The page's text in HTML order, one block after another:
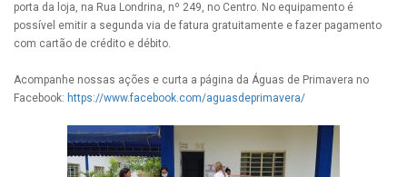
porta da loja, na Rua Londrina, nº 249, no Centro. No equipamento é
possível emitir a segunda via de fatura gratuitamente e fazer pagamento
com cartão de crédito e débito.
Acompanhe nossas ações e curta a página da Águas de Primavera no
Facebook: https://www.facebook.com/aguasdeprimavera/